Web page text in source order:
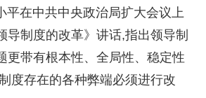
平在中共中央政治局扩大会议上
导制度的改革》讲话,指出领导制
更带有根本性、全局性、稳定性
度存在的各种弊端必须进行改